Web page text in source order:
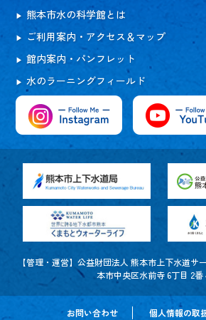
熊本市水の科学館とは
ご利用案内・アクセス＆マップ
館内案内・パンフレット
水のラーニングフィールド
【管理・運営】公益財団法人 熊本市上下水道サ
本市中央区水前寺 6丁目 2番
お問い合わせ 個人情報の取